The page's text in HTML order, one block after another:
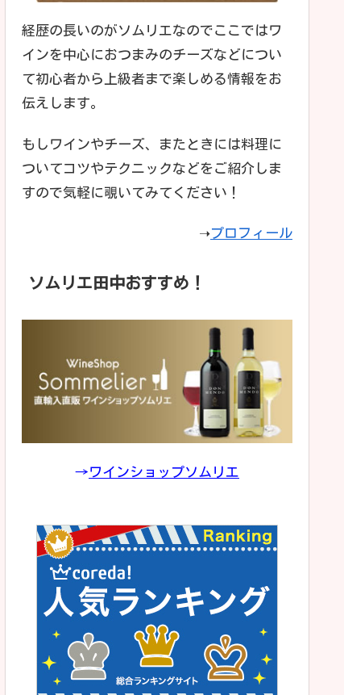
経歴の長いのがソムリエなのでここではワ
インを中心におつまみのチーズなどについ
て初心者から上級者まで楽しめる情報をお
伝えします。
もしワインやチーズ、またときには料理に
ついてコツやテクニックなどをご紹介しま
すので気軽に覗いてみてください！
➝プロフィール
ソムリエ田中おすすめ！
→ワインショップソムリエ